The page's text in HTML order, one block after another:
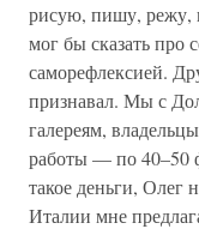
рисую, пишу, режу,
мог бы сказать про
саморефлексией.
признавал. Мы с
галереям,
работы — по 40–50
такое деньги,
Италии мне